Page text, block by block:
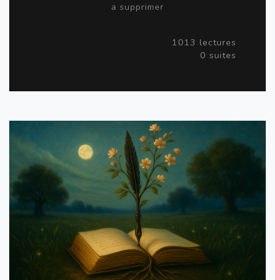
a supprimer
1013 lectures
0 suites